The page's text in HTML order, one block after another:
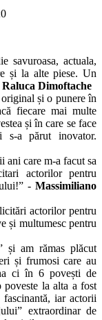
savuroasa, actuala,
și la alte piese. Un
Raluca Dimoftache
și o punere în
fiecare mai multe
și în care se face
a părut inovator.
ani care m-a facut sa
actorilor pentru
- Massimiliano
actorilor pentru
și multumesc pentru
și am rămas plăcut
și frumosi care au
ci în 6 povești de
poveste la alta a fost
iar actorii
extraordinar de